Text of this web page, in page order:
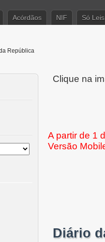
Acórdãos NIF Só Leis
República
Clique na
A partir de 1
Versão
Diário